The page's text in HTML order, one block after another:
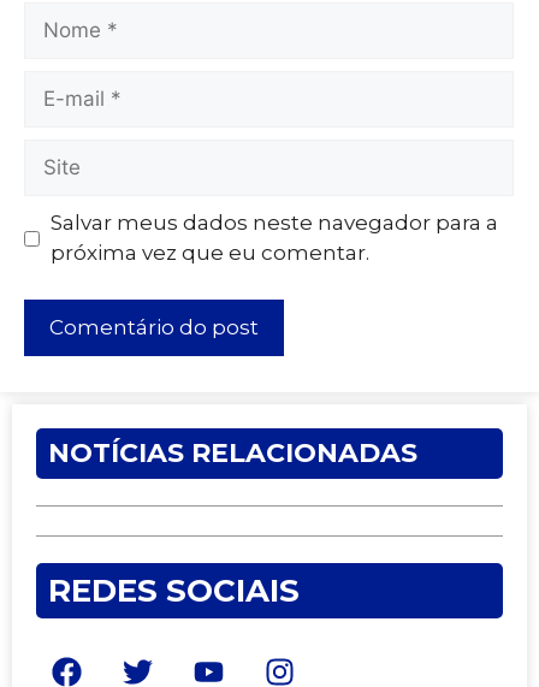
Salvar meus dados neste navegador para a
próxima vez que eu comentar.
NOTÍCIAS RELACIONADAS
REDES SOCIAIS